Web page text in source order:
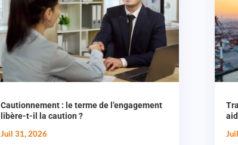
Cautionnement : le terme de l’engagement
libère-t-il la caution ?
Juil 31, 2026